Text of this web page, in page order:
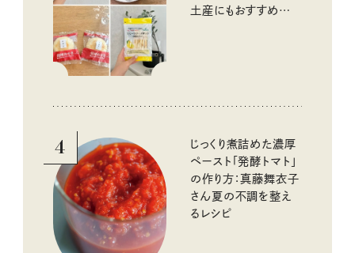
土産にもおすすめのお
4
じっくり煮詰めた濃厚
ペースト「発酵トマト」
の作り方：真藤舞衣子
さん夏の不調を整え
るレシピ